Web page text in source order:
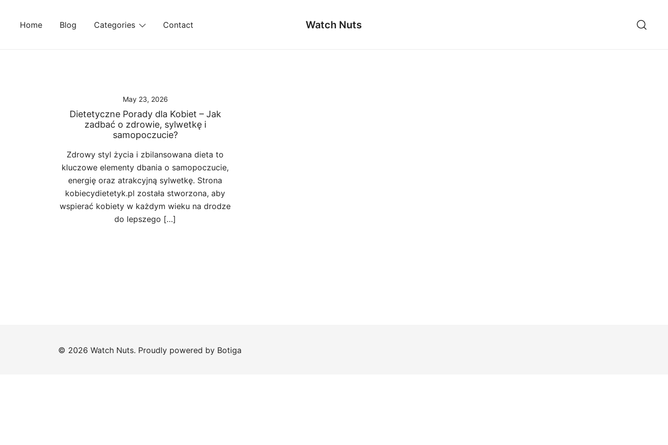
Home Blog Categories Contact Watch Nuts
May 23, 2026
Dietetyczne Porady dla Kobiet – Jak
zadbać o zdrowie, sylwetkę i
samopoczucie?
Zdrowy styl życia i zbilansowana dieta to
kluczowe elementy dbania o samopoczucie,
energię oraz atrakcyjną sylwetkę. Strona
kobiecydietetyk.pl została stworzona, aby
wspierać kobiety w każdym wieku na drodze
do lepszego […]
© 2026 Watch Nuts. Proudly powered by Botiga